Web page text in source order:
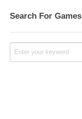
Search For Games